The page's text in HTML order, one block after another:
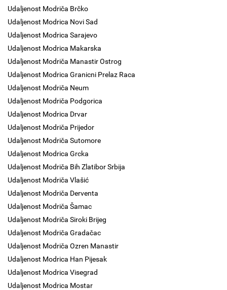
Udaljenost Modriča Brčko
Udaljenost Modrica Novi Sad
Udaljenost Modrica Sarajevo
Udaljenost Modrica Makarska
Udaljenost Modriča Manastir Ostrog
Udaljenost Modrica Granicni Prelaz Raca
Udaljenost Modriča Neum
Udaljenost Modriča Podgorica
Udaljenost Modrica Drvar
Udaljenost Modriča Prijedor
Udaljenost Modriča Sutomore
Udaljenost Modrica Grcka
Udaljenost Modriča Bih Zlatibor Srbija
Udaljenost Modriča Vlašić
Udaljenost Modriča Derventa
Udaljenost Modriča Šamac
Udaljenost Modriča Siroki Brijeg
Udaljenost Modriča Gradačac
Udaljenost Modriča Ozren Manastir
Udaljenost Modrica Han Pijesak
Udaljenost Modrica Visegrad
Udaljenost Modrica Mostar